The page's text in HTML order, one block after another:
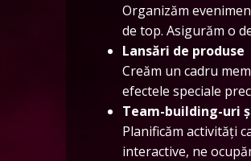
Organizăm
de top. Asigurăm o
Lansări de produse
Creăm un cadru
efectele speciale
Team-building-uri
Planificăm activități
interactive, ne